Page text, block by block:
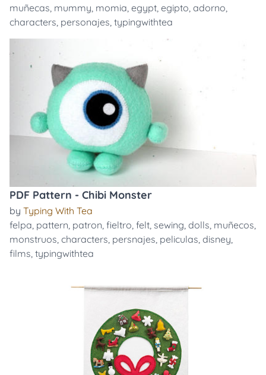
muñecas, mummy, momia, egypt, egipto, adorno,
characters, personajes, typingwithtea
PDF Pattern - Chibi Monster
by Typing With Tea
felpa, pattern, patron, fieltro, felt, sewing, dolls, muñecos,
monstruos, characters, persnajes, peliculas, disney,
films, typingwithtea